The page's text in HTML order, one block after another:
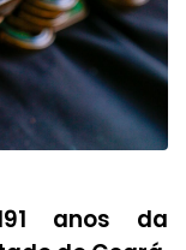
anos da